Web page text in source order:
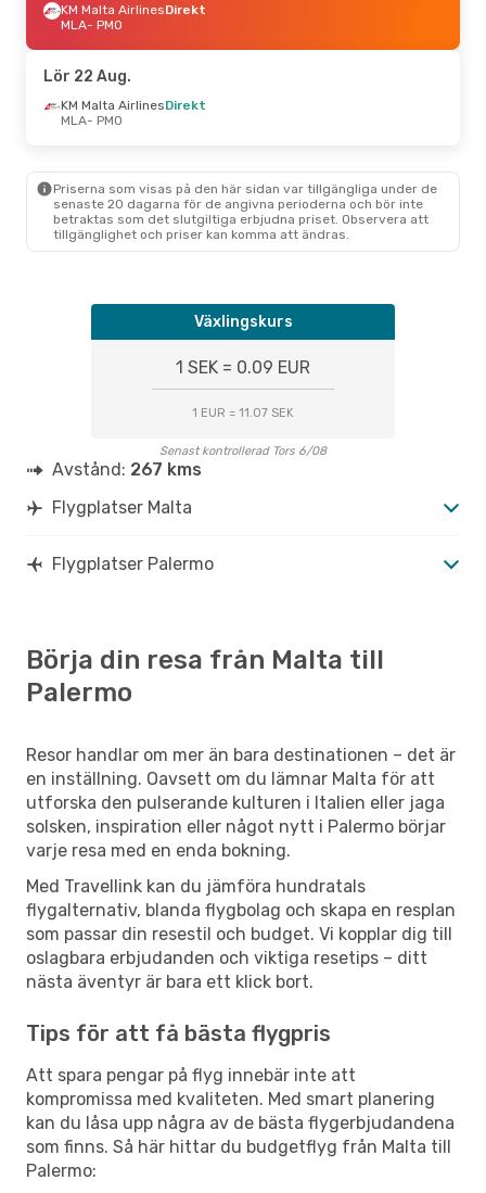
KM Malta AirlinesDirekt
MLA- PMO
1 Mellanlandning
PMO- MLA
KM Malta AirlinesDirekt
MLA- PMO
Lör 22 Aug.
KM Malta AirlinesDirekt
MLA- PMO
Priserna som visas på den här sidan var tillgängliga under de
senaste 20 dagarna för de angivna perioderna och bör inte
betraktas som det slutgiltiga erbjudna priset. Observera att
tillgänglighet och priser kan komma att ändras.
Växlingskurs
1 SEK = 0.09 EUR
1 EUR = 11.07 SEK
Senast kontrollerad Tors 6/08
Avstånd: 267 kms
Flygplatser Malta
Flygplatser Palermo
Börja din resa från Malta till
Palermo
Resor handlar om mer än bara destinationen – det är
en inställning. Oavsett om du lämnar Malta för att
utforska den pulserande kulturen i Italien eller jaga
solsken, inspiration eller något nytt i Palermo börjar
varje resa med en enda bokning.
Med Travellink kan du jämföra hundratals
flygalternativ, blanda flygbolag och skapa en resplan
som passar din resestil och budget. Vi kopplar dig till
oslagbara erbjudanden och viktiga resetips – ditt
nästa äventyr är bara ett klick bort.
Tips för att få bästa flygpris
Att spara pengar på flyg innebär inte att
kompromissa med kvaliteten. Med smart planering
kan du låsa upp några av de bästa flygerbjudandena
som finns. Så här hittar du budgetflyg från Malta till
Palermo: